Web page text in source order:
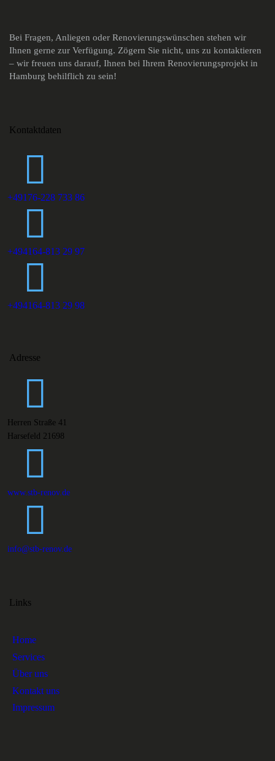
Bei Fragen, Anliegen oder Renovierungswünschen stehen wir
Ihnen gerne zur Verfügung. Zögern Sie nicht, uns zu kontaktieren
– wir freuen uns darauf, Ihnen bei Ihrem Renovierungsprojekt in
Hamburg behilflich zu sein!
Kontaktdaten
+49176-228 733 86
+494164-813 29 97
+494164-813 29 98
Adresse
Herren Straße 41
Harsefeld 21698
www.stb-renov.de
info@stb-renov.de
Links
Home
Services
Über uns
Kontakt uns
Impressum